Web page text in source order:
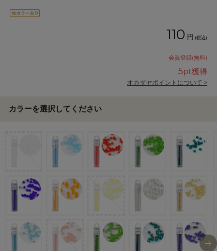
110 円 (税込)
会員登録(無料)
5pt獲得
オカダヤポイントについて >
カラーを選択してください